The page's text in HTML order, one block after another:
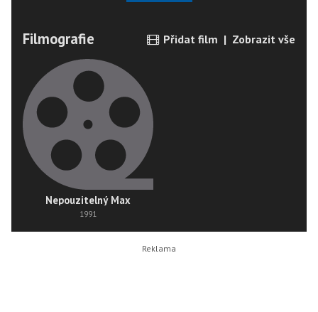
Filmografie Přidat film | Zobrazit vše
Nepouzitelný Max
1991